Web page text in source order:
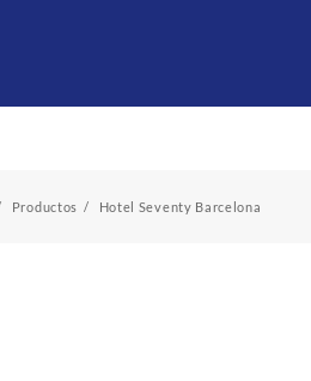
Productos Hotel Seventy Barcelona